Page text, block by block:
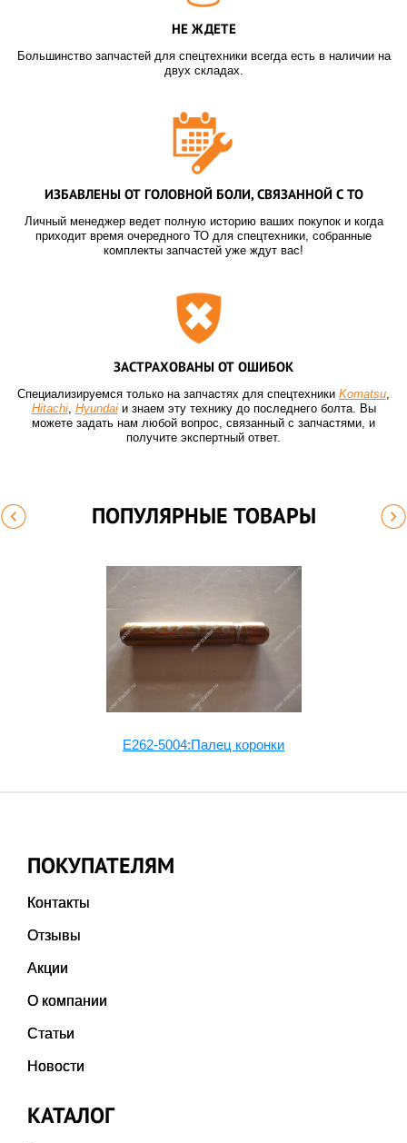
НЕ ЖДЕТЕ
Большинство запчастей для спецтехники всегда есть в наличии на
двух складах.
ИЗБАВЛЕНЫ ОТ ГОЛОВНОЙ БОЛИ, СВЯЗАННОЙ С ТО
Личный менеджер ведет полную историю ваших покупок и когда
приходит время очередного ТО для спецтехники, собранные
комплекты запчастей уже ждут вас!
ЗАСТРАХОВАНЫ ОТ ОШИБОК
Специализируемся только на запчастях для спецтехники Komatsu,
Hitachi, Hyundaiи знаем эту технику до последнего болта. Вы
можете задать нам любой вопрос, связанный с запчастями, и
получите экспертный ответ.
ПОПУЛЯРНЫЕ ТОВАРЫ
E262-5004:Палец коронки
ПОКУПАТЕЛЯМ
Контакты
Отзывы
Акции
О компании
Статьи
Новости
КАТАЛОГ